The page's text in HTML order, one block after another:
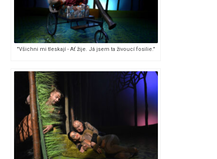
"Všichni mi tleskají - Ať žije. Já jsem ta živoucí fosilie."